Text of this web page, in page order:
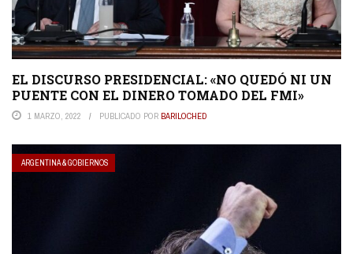
EL DISCURSO PRESIDENCIAL: «NO QUEDÓ NI UN
PUENTE CON EL DINERO TOMADO DEL FMI»
1 MARZO, 2022 PUBLICADO POR BARILOCHED
ARGENTINA & GOBIERNOS